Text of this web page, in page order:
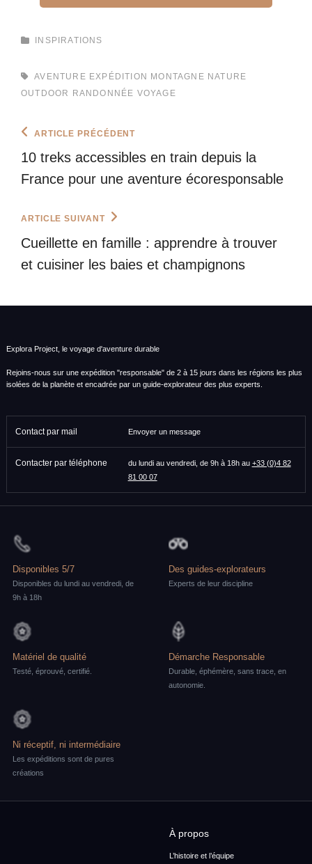
CATEGORIES
INSPIRATIONS
TAGS,AVENTURE EXPÉDITION MONTAGNE NATURE
OUTDOOR RANDONNÉE VOYAGE
Navigation
de
l’article
Previous
Post
ARTICLE PRÉCÉDENT
10 treks accessibles en train depuis la
France pour une aventure écoresponsable
Next
ARTICLE SUIVANT
Cueillette en famille : apprendre à trouver
et cuisiner les baies et champignons
Explora Project, le voyage d'aventure durable
Rejoins-nous sur une expédition "responsable" de 2 à 15 jours dans les régions les plus
isolées de la planète et encadrée par un guide-explorateur des plus experts.
Contact par mail Envoyer un message
Contacter par téléphone du lundi au vendredi, de 9h à 18h au +33 (0)4 82
81 00 07
Disponibles 5/7
Disponibles du lundi au vendredi, de
9h à 18h
Des guides-explorateurs
Experts de leur discipline
Matériel de qualité
Testé, éprouvé, certifié.
Démarche Responsable
Durable, éphémère, sans trace, en
autonomie.
Ni réceptif, ni intermédiaire
Les expéditions sont de pures
créations
À propos
L’histoire et l’équipe